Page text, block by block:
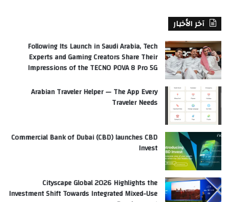
آخر الأخبار
Following Its Launch in Saudi Arabia, Tech
Experts and Gaming Creators Share Their
Impressions of the TECNO POVA 8 Pro 5G
Arabian Traveler Helper — The App Every
Traveler Needs
Commercial Bank of Dubai (CBD) launches CBD
Invest
Cityscape Global 2026 Highlights the
Investment Shift Towards Integrated Mixed-Use